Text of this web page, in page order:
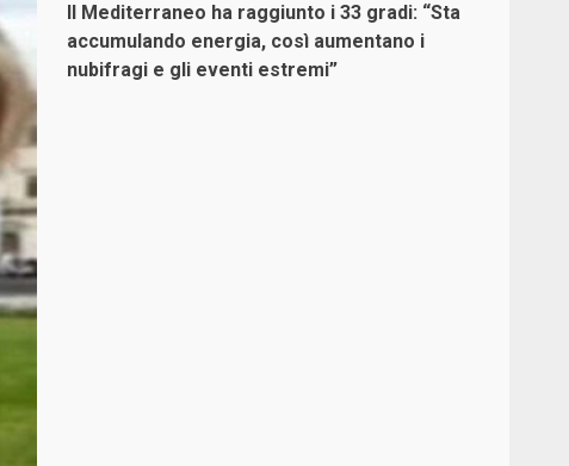
Il Mediterraneo ha raggiunto i 33 gradi: “Sta
accumulando energia, così aumentano i
nubifragi e gli eventi estremi”